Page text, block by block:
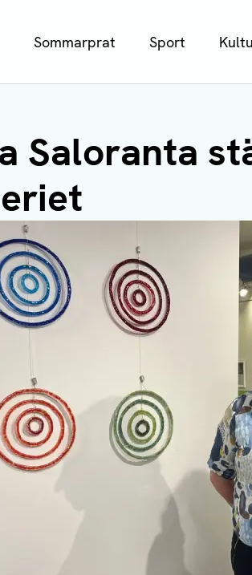
Sommarprat Sport
Saloranta